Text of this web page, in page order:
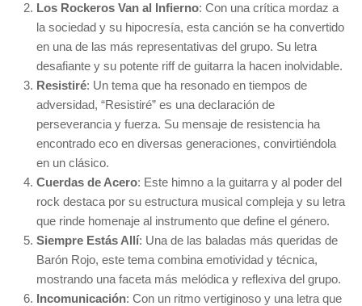
Los Rockeros Van al Infierno: Con una crítica mordaz a
la sociedad y su hipocresía, esta canción se ha convertido
en una de las más representativas del grupo. Su letra
desafiante y su potente riff de guitarra la hacen inolvidable.
Resistiré: Un tema que ha resonado en tiempos de
adversidad, “Resistiré” es una declaración de
perseverancia y fuerza. Su mensaje de resistencia ha
encontrado eco en diversas generaciones, convirtiéndola
en un clásico.
Cuerdas de Acero: Este himno a la guitarra y al poder del
rock destaca por su estructura musical compleja y su letra
que rinde homenaje al instrumento que define el género.
Siempre Estás Allí: Una de las baladas más queridas de
Barón Rojo, este tema combina emotividad y técnica,
mostrando una faceta más melódica y reflexiva del grupo.
Incomunicación: Con un ritmo vertiginoso y una letra que